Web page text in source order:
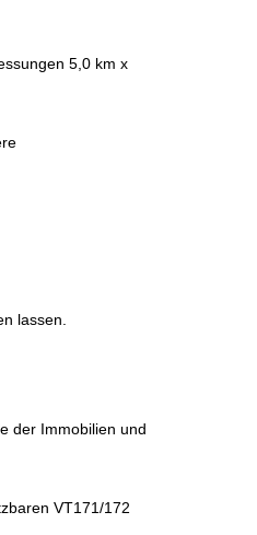
5,0 km x
lassen.
der Immobilien und
VT171/172